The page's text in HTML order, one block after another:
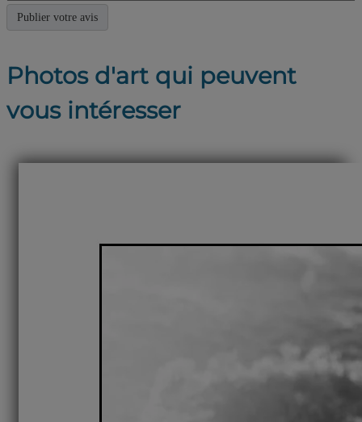
Photos d'art qui peuvent
vous intéresser